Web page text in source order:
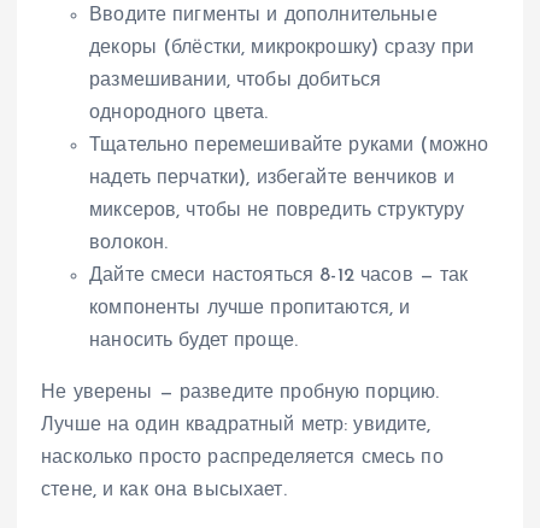
Вводите пигменты и дополнительные
декоры (блёстки, микрокрошку) сразу при
размешивании, чтобы добиться
однородного цвета.
Тщательно перемешивайте руками (можно
надеть перчатки), избегайте венчиков и
миксеров, чтобы не повредить структуру
волокон.
Дайте смеси настояться 8-12 часов — так
компоненты лучше пропитаются, и
наносить будет проще.
Не уверены — разведите пробную порцию.
Лучше на один квадратный метр: увидите,
насколько просто распределяется смесь по
стене, и как она высыхает.